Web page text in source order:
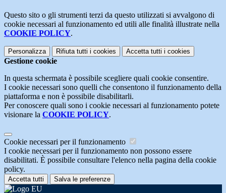
Questo sito o gli strumenti terzi da questo utilizzati si avvalgono di
cookie necessari al funzionamento ed utili alle finalità illustrate nella
COOKIE POLICY.
Personalizza Rifiuta tutti i cookies Accetta tutti i cookies
Gestione cookie
In questa schermata è possibile scegliere quali cookie consentire.
I cookie necessari sono quelli che consentono il funzionamento della
piattaforma e non è possibile disabilitarli.
Per conoscere quali sono i cookie necessari al funzionamento potete
visionare la COOKIE POLICY.
Cookie necessari per il funzionamento
I cookie necessari per il funzionamento non possono essere
disabilitati. È possibile consultare l'elenco nella pagina della cookie
policy.
Accetta tutti Salva le preferenze